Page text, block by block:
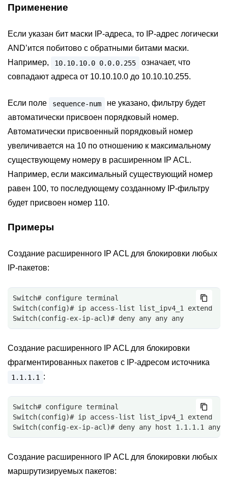
Применение
Если указан бит маски IP-адреса, то IP-адрес логически
AND’ится побитово с обратными битами маски.
Например,
10.10.10.0 0.0.0.255
означает, что
совпадают адреса от 10.10.10.0 до 10.10.10.255.
Если поле sequence-num
не указано, фильтру будет
автоматически присвоен порядковый номер.
Автоматически присвоенный порядковый номер
увеличивается на 10 по отношению к максимальному
существующему номеру в расширенном IP ACL.
Например, если максимальный существующий номер
равен 100, то последующему созданному IP-фильтру
будет присвоен номер 110.
Примеры
Создание расширенного IP ACL для блокировки любых
IP-пакетов:
Switch# configure terminal
Switch(config)# ip access-list list_ipv4_1 extend
Switch(config-ex-ip-acl)# deny any any any
Создание расширенного IP ACL для блокировки
фрагментированных пакетов с IP-адресом источника
1.1.1.1 :
Switch# configure terminal
Switch(config)# ip access-list list_ipv4_1 extend
Switch(config-ex-ip-acl)# deny any host 1.1.1.1 any
Создание расширенного IP ACL для блокировки любых
маршрутизируемых пакетов: